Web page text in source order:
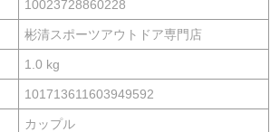
10023728860228
彬清スポーツアウトドア専門店
1.0 kg
101713611603949592
カップル